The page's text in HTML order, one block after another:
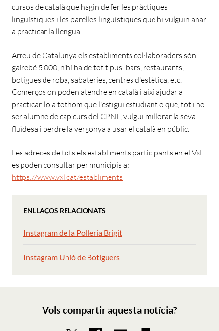
cursos de català que hagin de fer les pràctiques
lingüístiques i les parelles lingüístiques que hi vulguin anar
a practicar la llengua.
Arreu de Catalunya els establiments col·laboradors són
gairebé 5.000, n'hi ha de tot tipus: bars, restaurants,
botigues de roba, sabateries, centres d'estètica, etc.
Comerços on poden atendre en català i així ajudar a
practicar-lo a tothom que l'estigui estudiant o que, tot i no
ser alumne de cap curs del CPNL, vulgui millorar la seva
fluïdesa i perdre la vergonya a usar el català en públic.
Les adreces de tots els establiments participants en el VxL
es poden consultar per municipis a:
https://www.vxl.cat/establiments
ENLLAÇOS RELACIONATS
Instagram de la Polleria Brigit
Instagram Unió de Botiguers
Vols compartir aquesta notícia?